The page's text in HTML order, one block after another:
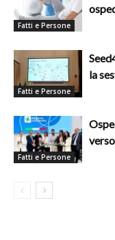
Fatti e Persone
Fatti e Persone
la
Fatti e Persone